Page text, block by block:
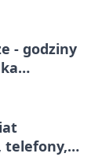
- godziny
telefony,